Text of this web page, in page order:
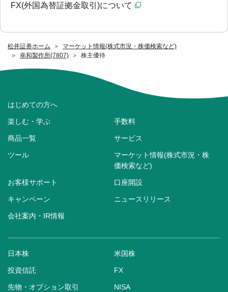
松井証券ホーム
マーケット情報(株式市況・株価検索など)
幸和製作所(7807)
株主優待
FX(外国為替証拠金取引)について
はじめての方へ
楽しむ・学ぶ 手数料
商品一覧 サービス
ツール
マーケット情報(株式市況・株
価検索など)
お客様サポート 口座開設
キャンペーン ニュースリリース
会社案内・IR情報
日本株 米国株
投資信託 FX
先物・オプション取引 NISA